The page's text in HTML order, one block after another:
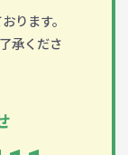
ります。
承くださ